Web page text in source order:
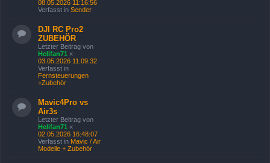
08.05.2026 11:16:56
Verfasst in Sender
DJI RC Pro2
ZUBEHÖR
Letzter Beitrag von
Helifan71 «
03.05.2026 11:09:32
Verfasst in
Fernsteuerungen
+Zubehör
Mavic4Pro vs
Air3s
Letzter Beitrag von
Helifan71 «
02.05.2026 16:48:07
Verfasst in Mavic / Air
Modelle + Zubehör